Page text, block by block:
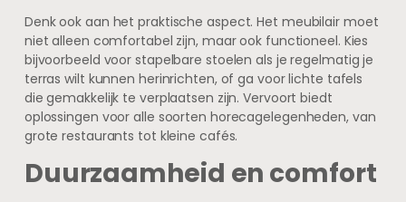
Denk ook aan het praktische aspect. Het meubilair moet
niet alleen comfortabel zijn, maar ook functioneel. Kies
bijvoorbeeld voor stapelbare stoelen als je regelmatig je
terras wilt kunnen herinrichten, of ga voor lichte tafels
die gemakkelijk te verplaatsen zijn. Vervoort biedt
oplossingen voor alle soorten horecagelegenheden, van
grote restaurants tot kleine cafés.
Duurzaamheid en comfort